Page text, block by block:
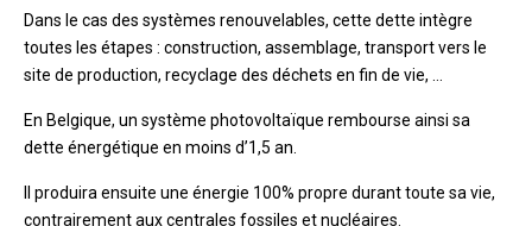
Dans le cas des systèmes renouvelables, cette dette intègre
toutes les étapes : construction, assemblage, transport vers le
site de production, recyclage des déchets en fin de vie, …
En Belgique, un système photovoltaïque rembourse ainsi sa
dette énergétique en moins d’1,5 an.
Il produira ensuite une énergie 100% propre durant toute sa vie,
contrairement aux centrales fossiles et nucléaires.